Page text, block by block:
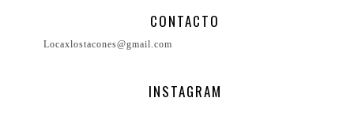
CONTACTO
Locaxlostacones@gmail.com
INSTAGRAM